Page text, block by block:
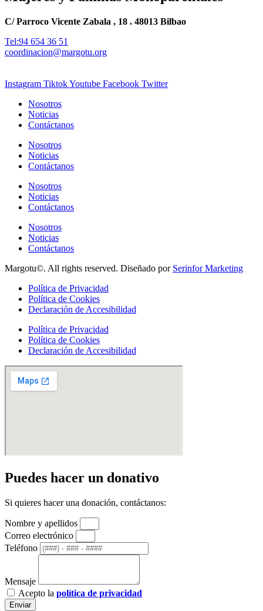
C/ Parroco Vicente Zabala , 18 . 48013 Bilbao
Tel:94 654 36 51
coordinacion@margotu.org
Instagram TiktokYoutube Facebook Twitter
Nosotros
Noticias
Contáctanos
Nosotros
Noticias
Contáctanos
Nosotros
Noticias
Contáctanos
Nosotros
Noticias
Contáctanos
Margotu©. All rights reserved. Diseñado por Serinfor Marketing
Política de Privacidad
Política de Cookies
Declaración de Accesibilidad
Política de Privacidad
Política de Cookies
Declaración de Accesibilidad
Puedes hacer un donativo
Si quieres hacer una donación, contáctanos:
Nombre y apellidos
Correo electrónico
Teléfono
Mensaje
Acepto la política de privacidad
Enviar